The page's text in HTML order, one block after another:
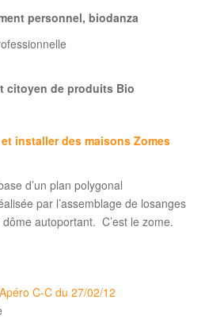
personnel, biodanza
citoyen de produits Bio
installer des maisons Zomes
d’un plan polygonal
par l’assemblage de losanges
autoportant. C’est le zome.
C-C du 27/02/12